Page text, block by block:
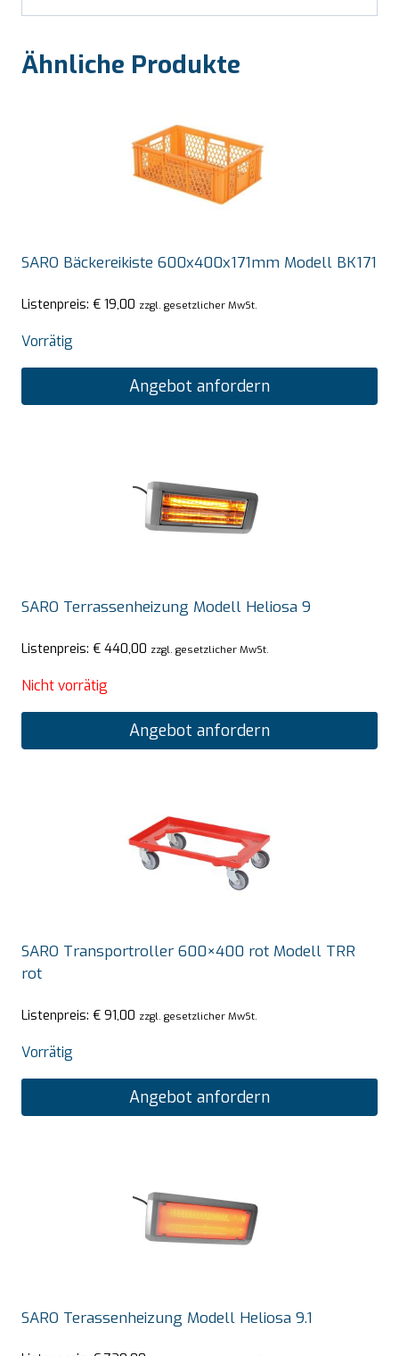
Ähnliche Produkte
SARO Bäckereikiste 600x400x171mm Modell BK171
Listenpreis: € 19,00 zzgl. gesetzlicher MwSt.
Vorrätig
Angebot anfordern
SARO Terrassenheizung Modell Heliosa 9
Listenpreis: € 440,00 zzgl. gesetzlicher MwSt.
Nicht vorrätig
Angebot anfordern
SARO Transportroller 600×400 rot Modell TRR
rot
Listenpreis: € 91,00 zzgl. gesetzlicher MwSt.
Vorrätig
Angebot anfordern
SARO Terassenheizung Modell Heliosa 9.1